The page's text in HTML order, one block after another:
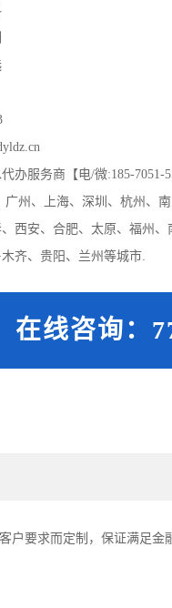
办服务商【电/微:185-
州、上海、深圳、杭州、
西安、合肥、太原、福州
齐、贵阳、兰州等城市.
在线咨询：
要求而定制，保证满足